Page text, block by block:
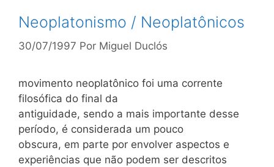
Neoplatonismo / Neoplatônicos
30/07/1997 Por Miguel Duclós
movimento neoplatônico foi uma corrente
filosófica do final da
antiguidade, sendo a mais importante desse
período, é considerada um pouco
obscura, em parte por envolver aspectos e
experiências que não podem ser descritos